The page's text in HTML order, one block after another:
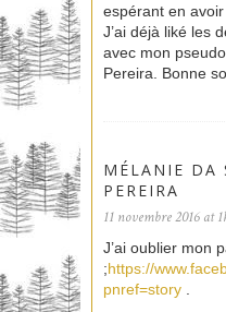
espérant en
J’ai déjà liké les
avec mon
Pereira. Bonne
MÉLANIE DA
PEREIRA
11 novembre 2016 at
J’ai oublier mon
;https://
pnref=story